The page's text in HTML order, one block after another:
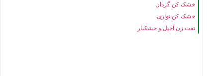
خشک کن گردان
خشک کن نواری
تفت زن آجیل و خشکبار